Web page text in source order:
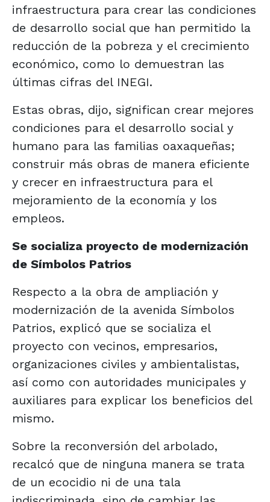
infraestructura para crear las condiciones
de desarrollo social que han permitido la
reducción de la pobreza y el crecimiento
económico, como lo demuestran las
últimas cifras del INEGI.
Estas obras, dijo, significan crear mejores
condiciones para el desarrollo social y
humano para las familias oaxaqueñas;
construir más obras de manera eficiente
y crecer en infraestructura para el
mejoramiento de la economía y los
empleos.
Se socializa proyecto de modernización
de Símbolos Patrios
Respecto a la obra de ampliación y
modernización de la avenida Símbolos
Patrios, explicó que se socializa el
proyecto con vecinos, empresarios,
organizaciones civiles y ambientalistas,
así como con autoridades municipales y
auxiliares para explicar los beneficios del
mismo.
Sobre la reconversión del arbolado,
recalcó que de ninguna manera se trata
de un ecocidio ni de una tala